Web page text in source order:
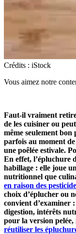
Crédits : iStock
Vous aimez notre
Faut-il vraiment
de les cuisiner ou
même seulement
parfois au moment
une poêlée estivale.
En effet, l’épluchure
habillage : elle joue
nutritionnel que
en raison des
choix d’éplucher ou
convient d’examiner
digestion, intérêts
pour la version pelée,
réutiliser les